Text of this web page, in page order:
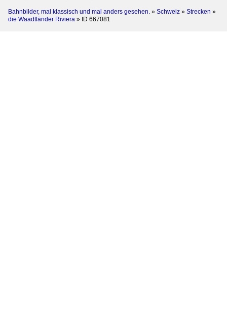
Bahnbilder, mal klassisch und mal anders gesehen. » Schweiz » Strecken »
die Waadtländer Riviera » ID 667081